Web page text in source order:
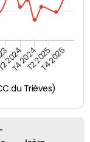
du Trièves)
2024
T4 2024T2 2025T4 2025